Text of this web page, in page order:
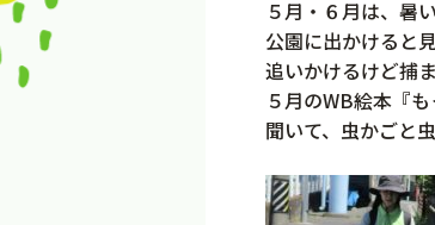
５月・６月は、暑
公園に出かけると
追いかけるけど捕
５月のWB絵本『
聞いて、虫かごと